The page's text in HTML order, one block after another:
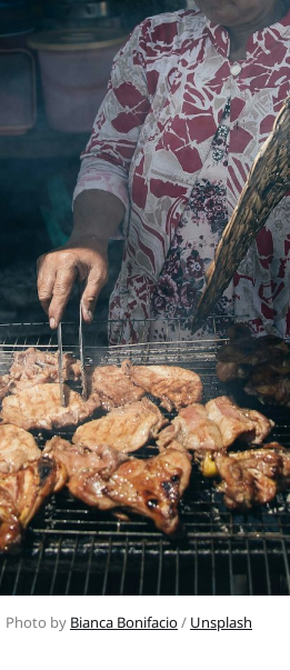
Photo by Bianca Bonifacio / Unsplash